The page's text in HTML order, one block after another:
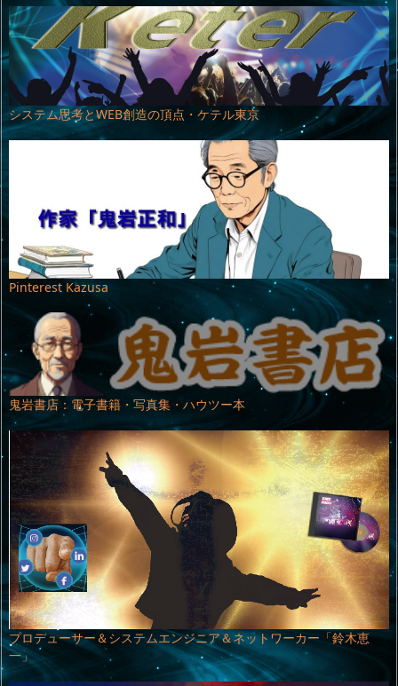
システム思考とWEB創造の頂点・ケテル東京
Pinterest Kazusa
鬼岩書店：電子書籍・写真集・ハウツー本
プロデューサー＆システムエンジニア＆ネットワーカー「鈴木恵
一」